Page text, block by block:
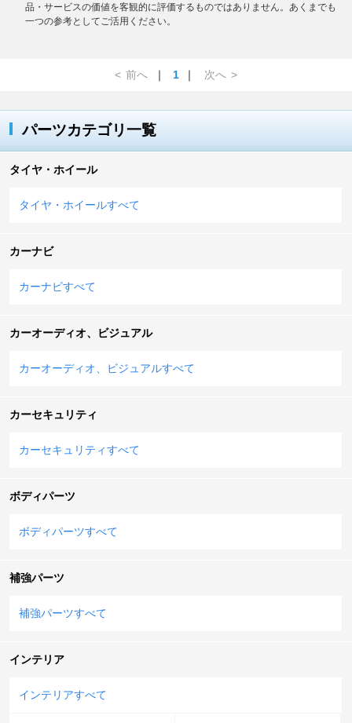
品・サービスの価値を客観的に評価するものではありません。あくまでも
一つの参考としてご活用ください。
< 前へ ｜ 1 ｜ 次へ >
パーツカテゴリ一覧
タイヤ・ホイール
タイヤ・ホイールすべて
カーナビ
カーナビすべて
カーオーディオ、ビジュアル
カーオーディオ、ビジュアルすべて
カーセキュリティ
カーセキュリティすべて
ボディパーツ
ボディパーツすべて
補強パーツ
補強パーツすべて
インテリア
インテリアすべて